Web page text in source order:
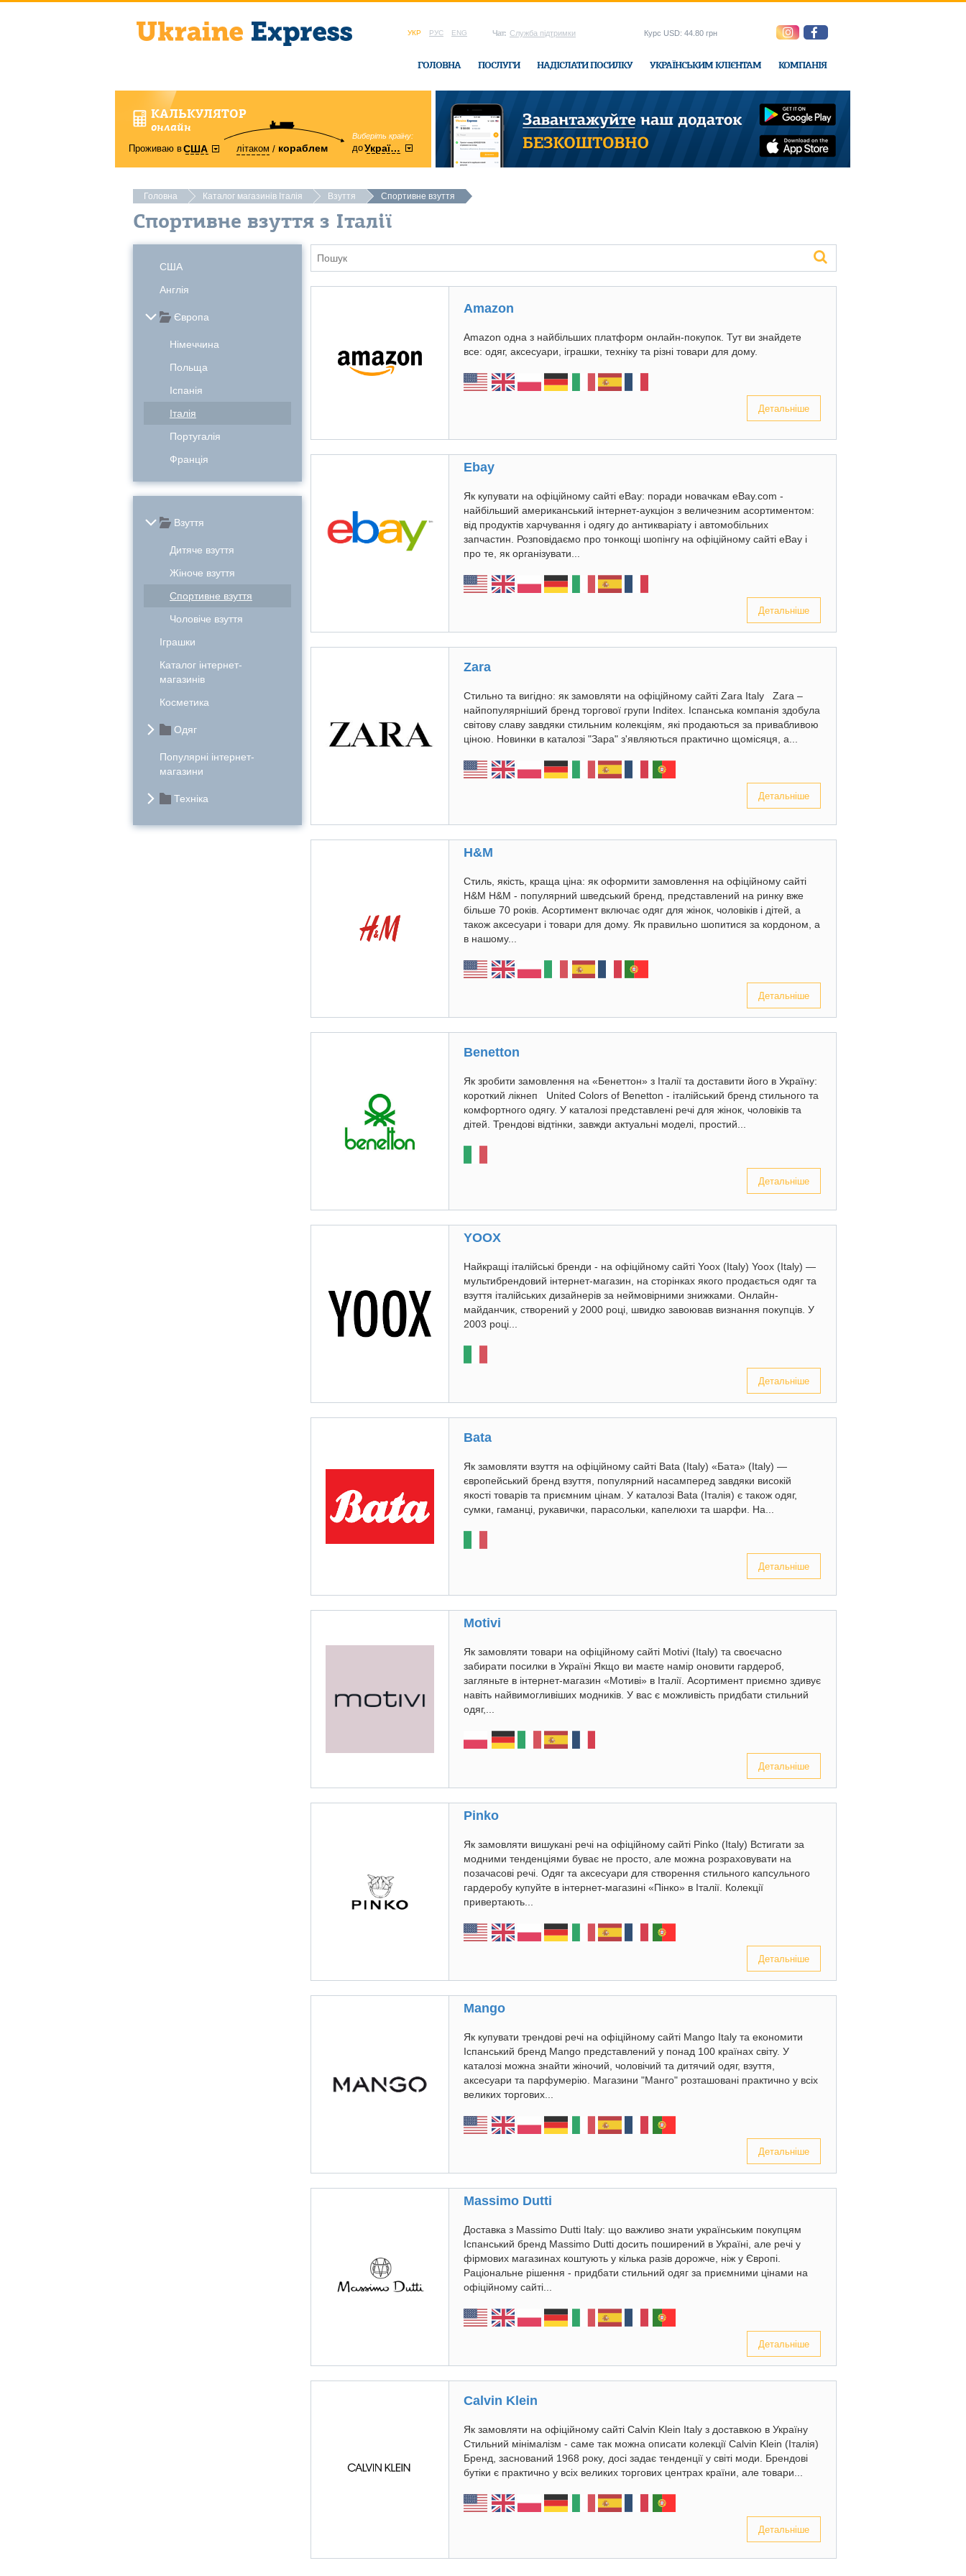
УКР РУС ENG Чат: Служба підтримки
ГОЛОВНА ПОСЛУГИ НАДІСЛАТИ ПОСИЛКУ УКРАЇНСЬКИМ КЛІЄНТАМ КОМПАНІЯ
Курс USD: 44.80 грн
КАЛЬКУЛЯТОР
онлайн
Проживаю вСША літаком кораблем
Виберіть країну:
доУкраїни
область:
Вінницька в офісі Ukraine-Express
Головна Каталог магазинів Італія Взуття Спортивне взуття
Спортивне взуття з Італії
США
Англія
Європа
Німеччина
Польща
Іспанія
Італія
Португалія
Франція
Взуття
Дитяче взуття
Жіноче взуття
Спортивне взуття
Чоловіче взуття
Іграшки
Каталог інтернет-
магазинів
Косметика
Одяг
Популярні інтернет-
магазини
Техніка
Amazon
Amazon одна з найбільших платформ онлайн-покупок. Тут ви знайдете
все: одяг, аксесуари, іграшки, техніку та різні товари для дому.
Детальніше
Ebay
Як купувати на офіційному сайті eBay: поради новачкам eBay.com -
найбільший американський інтернет-аукціон з величезним асортиментом:
від продуктів харчування і одягу до антикваріату і автомобільних
запчастин. Розповідаємо про тонкощі шопінгу на офіційному сайті eBay і
про те, як організувати...
Детальніше
Zara
Стильно та вигідно: як замовляти на офіційному сайті Zara Italy Zara –
найпопулярніший бренд торгової групи Inditex. Іспанська компанія здобула
світову славу завдяки стильним колекціям, які продаються за привабливою
ціною. Новинки в каталозі "Зара" з'являються практично щомісяця, а...
Детальніше
H&M
Стиль, якість, краща ціна: як оформити замовлення на офіційному сайті
H&M H&M - популярний шведський бренд, представлений на ринку вже
більше 70 років. Асортимент включає одяг для жінок, чоловіків і дітей, а
також аксесуари і товари для дому. Як правильно шопитися за кордоном, а
в нашому...
Детальніше
Benetton
Як зробити замовлення на «Бенеттон» з Італії та доставити його в Україну:
короткий лікнеп United Colors of Benetton - італійський бренд стильного та
комфортного одягу. У каталозі представлені речі для жінок, чоловіків та
дітей. Трендові відтінки, завжди актуальні моделі, простий...
Детальніше
YOOX
Найкращі італійські бренди - на офіційному сайті Yoox (Italy) Yoox (Italy) —
мультибрендовий інтернет-магазин, на сторінках якого продається одяг та
взуття італійських дизайнерів за неймовірними знижками. Онлайн-
майданчик, створений у 2000 році, швидко завоював визнання покупців. У
2003 році...
Детальніше
Bata
Як замовляти взуття на офіційному сайті Bata (Italy) «Бата» (Italy) —
європейський бренд взуття, популярний насамперед завдяки високій
якості товарів та приємним цінам. У каталозі Bata (Італія) є також одяг,
сумки, гаманці, рукавички, парасольки, капелюхи та шарфи. На...
Детальніше
Motivi
Як замовляти товари на офіційному сайті Motivi (Italy) та своєчасно
забирати посилки в Україні Якщо ви маєте намір оновити гардероб,
загляньте в інтернет-магазин «Мотиві» в Італії. Асортимент приємно здивує
навіть найвимогливіших модників. У вас є можливість придбати стильний
одяг,...
Детальніше
Pinko
Як замовляти вишукані речі на офіційному сайті Pinko (Italy) Встигати за
модними тенденціями буває не просто, але можна розраховувати на
позачасові речі. Одяг та аксесуари для створення стильного капсульного
гардеробу купуйте в інтернет-магазині «Пінко» в Італії. Колекції
привертають...
Детальніше
Mango
Як купувати трендові речі на офіційному сайті Mango Italy та економити
Іспанський бренд Mango представлений у понад 100 країнах світу. У
каталозі можна знайти жіночий, чоловічий та дитячий одяг, взуття,
аксесуари та парфумерію. Магазини "Манго" розташовані практично у всіх
великих торгових...
Детальніше
Massimo Dutti
Доставка з Massimo Dutti Italy: що важливо знати українським покупцям
Іспанський бренд Massimo Dutti досить поширений в Україні, але речі у
фірмових магазинах коштують у кілька разів дорожче, ніж у Європі.
Раціональне рішення - придбати стильний одяг за приємними цінами на
офіційному сайті...
Детальніше
Calvin Klein
Як замовляти на офіційному сайті Calvin Klein Italy з доставкою в Україну
Стильний мінімалізм - саме так можна описати колекції Calvin Klein (Італія)
Бренд, заснований 1968 року, досі задає тенденції у світі моди. Брендові
бутіки є практично у всіх великих торгових центрах країни, але товари...
Детальніше